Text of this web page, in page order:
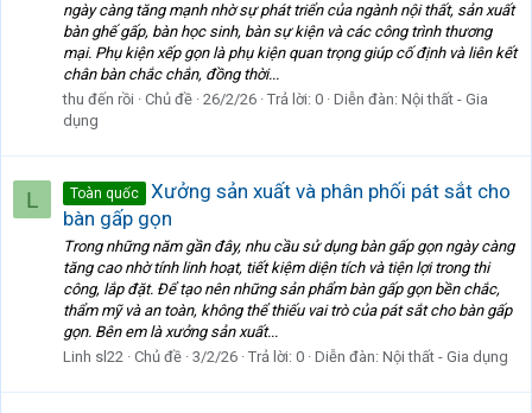
ngày càng tăng mạnh nhờ sự phát triển của ngành nội thất, sản xuất
bàn ghế gấp, bàn học sinh, bàn sự kiện và các công trình thương
mại. Phụ kiện xếp gọn là phụ kiện quan trọng giúp cố định và liên kết
chân bàn chắc chắn, đồng thời...
thu đến rồi
Chủ đề 26/2/26 Trả lời: 0 Diễn đàn: Nội thất - Gia
dụng
L Toàn quốc
Xưởng sản xuất và phân phối pát sắt cho
bàn gấp gọn
Trong những năm gần đây, nhu cầu sử dụng bàn gấp gọn ngày càng
tăng cao nhờ tính linh hoạt, tiết kiệm diện tích và tiện lợi trong thi
công, lắp đặt. Để tạo nên những sản phẩm bàn gấp gọn bền chắc,
thẩm mỹ và an toàn, không thể thiếu vai trò của pát sắt cho bàn gấp
gọn. Bên em là xưởng sản xuất...
Linh sl22 Chủ đề 3/2/26 Trả lời: 0 Diễn đàn: Nội thất - Gia dụng